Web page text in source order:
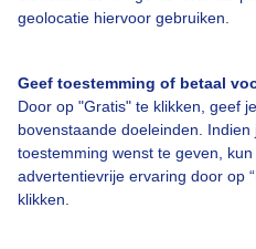
geolocatie hiervoor gebruiken.
Geef toestemming of betaal
Door op "Gratis" te klikken, geef
bovenstaande doeleinden.
toestemming wenst te geven,
advertentievrije ervaring door op
klikken.
Over Buienradar
Bedrijfsgegevens
Veelgestelde vragen
Contact
Toegankelijkheid